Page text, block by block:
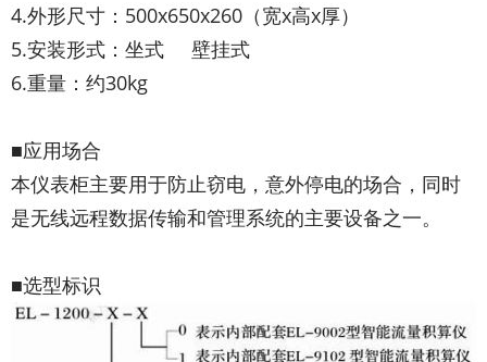
4.外形尺寸：500x650x260（宽x高x厚）
5.安装形式：坐式 壁挂式
6.重量：约30kg
■应用场合
本仪表柜主要用于防止窃电，意外停电的场合，同时
是无线远程数据传输和管理系统的主要设备之一。
■选型标识